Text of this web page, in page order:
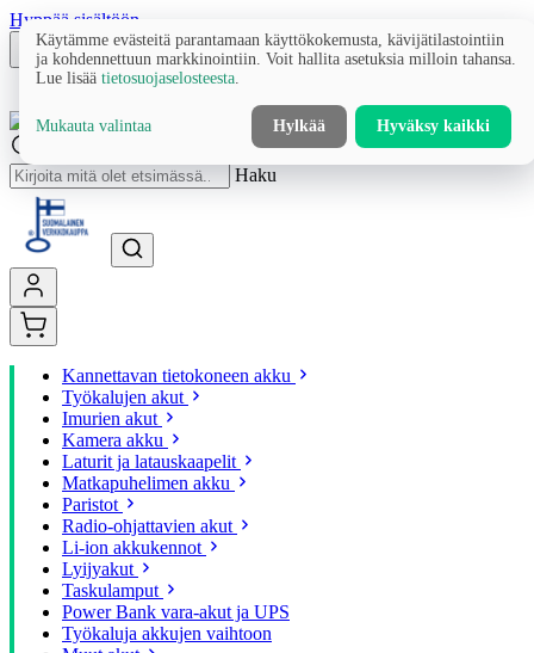
Hyppää sisältöön
Haku
Kannettavan tietokoneen akku
Työkalujen akut
Imurien akut
Kamera akku
Laturit ja latauskaapelit
Matkapuhelimen akku
Paristot
Radio-ohjattavien akut
Li-ion akkukennot
Lyijyakut
Taskulamput
Power Bank vara-akut ja UPS
Työkaluja akkujen vaihtoon
Käytämme evästeitä parantamaan käyttökokemusta, kävijätilastointiin
ja kohdennettuun markkinointiin. Voit hallita asetuksia milloin tahansa.
Lue lisää tietosuojaselosteesta
Mukauta valintaa Hylkää Hyväksy kaikki